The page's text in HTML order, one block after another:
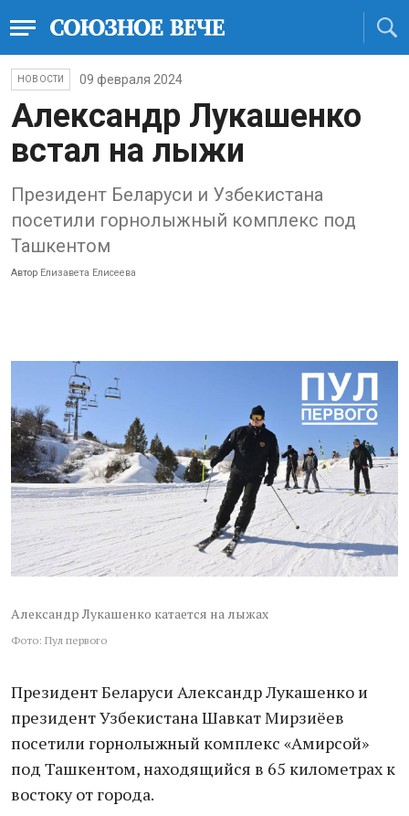
НОВОСТИ 09 февраля 2024
Александр Лукашенко
встал на лыжи
Президент Беларуси и Узбекистана
посетили горнолыжный комплекс под
Ташкентом
Автор Елизавета Елисеева
Александр Лукашенко катается на лыжах
Фото: Пул первого
Президент Беларуси Александр Лукашенко и
президент Узбекистана Шавкат Мирзиёев
посетили горнолыжный комплекс «Амирсой»
под Ташкентом, находящийся в 65 километрах к
востоку от города.